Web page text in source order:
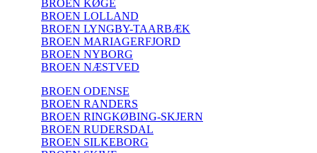
BROEN KØGE
BROEN LOLLAND
BROEN LYNGBY-TAARBÆK
BROEN MARIAGERFJORD
BROEN NYBORG
BROEN NÆSTVED
BROEN ODENSE
BROEN RANDERS
BROEN RINGKØBING-SKJERN
BROEN RUDERSDAL
BROEN SILKEBORG